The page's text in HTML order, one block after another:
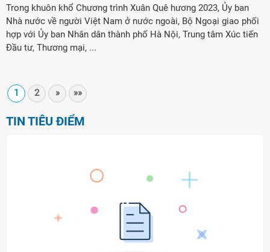
Trong khuôn khổ Chương trình Xuân Quê hương 2023, Ủy ban
Nhà nước về người Việt Nam ở nước ngoài, Bộ Ngoại giao phối
hợp với Ủy ban Nhân dân thành phố Hà Nội, Trung tâm Xúc tiến
Đầu tư, Thương mại, ...
1 2 » »»
TIN TIÊU ĐIỂM